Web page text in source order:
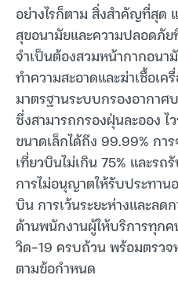
อย่างไรก็ตาม สิ่งสำคัญที่สุด
สุขอนามัยและความปลอดภัย
จำเป็นต้องสวมหน้ากากอนา
ทำความสะอาดและฆ่าเชื้อเ
มาตรฐานระบบกรองอากา
ซึ่งสามารถกรองฝุ่นละออง ไ
ขนาดเล็กได้ถึง 99.99% กา
เที่ยวบินไม่เกิน 75% และร
การไม่อนุญาตให้รับประทาน
บิน การเว้นระยะห่างและลด
ด้านพนักงานผู้ให้บริการทุก
วิด-19 ครบถ้วน พร้อมตรวจ
ตามข้อกำหนด